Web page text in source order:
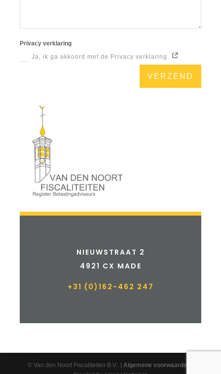
Privacy verklaring
Ja, ik ga akkoord met de Privacy verklaring.
VERZEND
NIEUWSTRAAT 2
4921 CX MADE
+31 (0)162-462 247
© Van den Noort Fiscaliteiten B.V.. | Algemene voorwaarden